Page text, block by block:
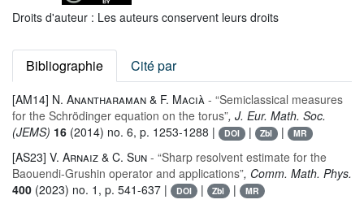
Droits d'auteur : Les auteurs conservent leurs droits
Bibliographie Cité par
[AM14] N. Anantharaman & F. Macià - “Semiclassical measures
for the Schrödinger equation on the torus”, J. Eur. Math. Soc.
(JEMS) 16 (2014) no. 6, p. 1253-1288 | DOI | Zbl | MR
[AS23] V. Arnaiz & C. Sun - “Sharp resolvent estimate for the
Baouendi-Grushin operator and applications”, Comm. Math. Phys.
400 (2023) no. 1, p. 541-637 | DOI | Zbl | MR